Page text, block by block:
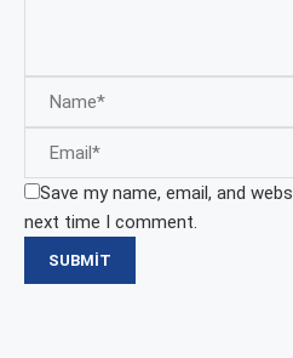
Save my name, email, and
next time I comment.